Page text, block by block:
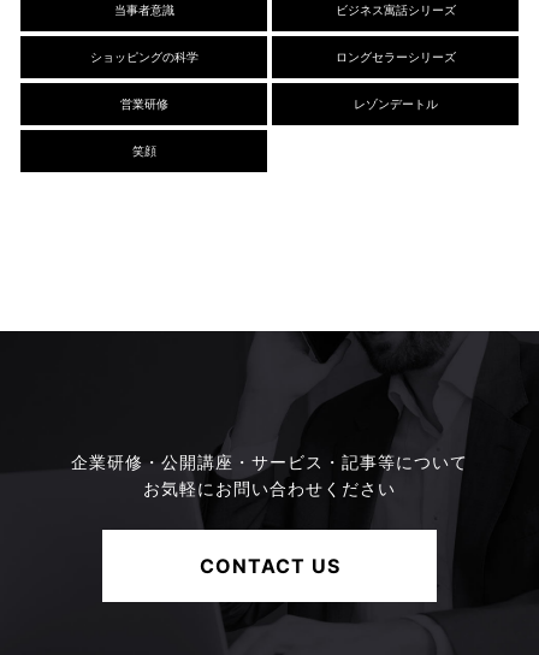
当事者意識 ビジネス寓話シリーズ
ショッピングの科学 ロングセラーシリーズ
営業研修 レゾンデートル
笑顔
企業研修・公開講座・サービス・記事等について
お気軽にお問い合わせください
CONTACT US